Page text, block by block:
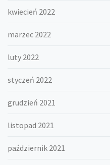
kwiecień 2022
marzec 2022
luty 2022
styczeń 2022
grudzień 2021
listopad 2021
październik 2021